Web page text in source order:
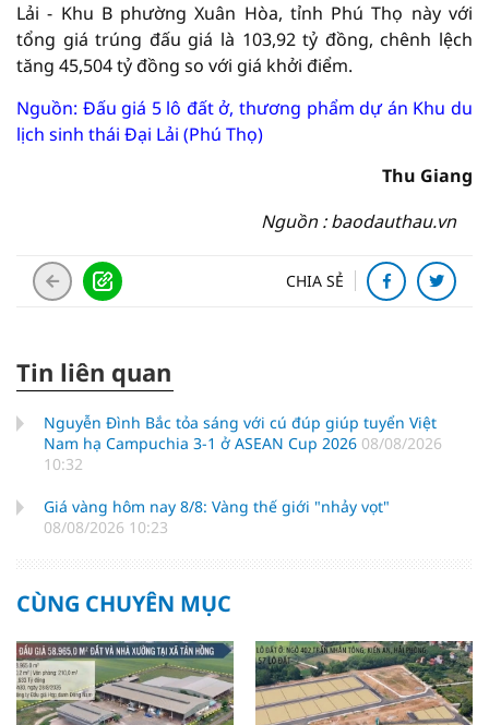
Lải - Khu B phường Xuân Hòa, tỉnh Phú Thọ này với
tổng giá trúng đấu giá là 103,92 tỷ đồng, chênh lệch
tăng 45,504 tỷ đồng so với giá khởi điểm.
Nguồn: Đấu giá 5 lô đất ở, thương phẩm dự án Khu du
lịch sinh thái Đại Lải (Phú Thọ)
Thu Giang
Nguồn : baodauthau.vn
CHIA SẺ
Tin liên quan
Nguyễn Đình Bắc tỏa sáng với cú đúp giúp tuyển Việt
Nam hạ Campuchia 3-1 ở ASEAN Cup 2026 08/08/2026
10:32
Giá vàng hôm nay 8/8: Vàng thế giới "nhảy vọt"
08/08/2026 10:23
CÙNG CHUYÊN MỤC